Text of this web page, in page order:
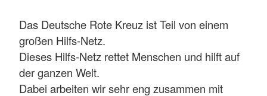
Das Deutsche Rote Kreuz ist Teil von einem
großen Hilfs-Netz.
Dieses Hilfs-Netz rettet Menschen und hilft auf
der ganzen Welt.
Dabei arbeiten wir sehr eng zusammen mit